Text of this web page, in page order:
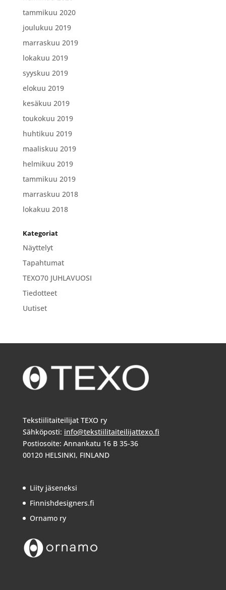
tammikuu 2020
joulukuu 2019
marraskuu 2019
lokakuu 2019
syyskuu 2019
elokuu 2019
kesäkuu 2019
toukokuu 2019
huhtikuu 2019
maaliskuu 2019
helmikuu 2019
tammikuu 2019
marraskuu 2018
lokakuu 2018
Kategoriat
Näyttelyt
Tapahtumat
TEXO70 JUHLAVUOSI
Tiedotteet
Uutiset
Tekstiilitaiteilijat TEXO ry
Sähköposti: info@tekstiilitaiteilijattexo.fi
Postiosoite: Annankatu 16 B 35-36
00120 HELSINKI, FINLAND
Liity jäseneksi
Finnishdesigners.fi
Ornamo ry